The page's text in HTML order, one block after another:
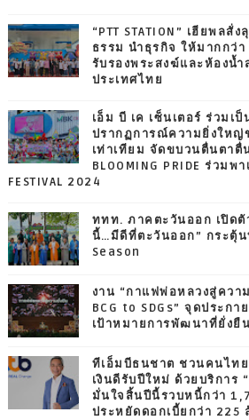
“PTT STATION” เฮียพล
ธรรม นำธุรกิจ ให้มากกว่
รับรองพระสงฆ์และห้องน้ำ
ประเทศไทย
เอ็ม บี เค เซ็นเตอร์ ร่วมเ
ปรากฏการณ์ความยิ่งใหญ่
เท่าเทียม จัดขบวนตื่นตาตื่น
BLOOMING PRIDE ร่วมพา
FESTIVAL 2024
ททท. ภาคตะวันออก เปิด
นี้…มีดีที่ตะวันออก” กระตุ้น
Season
งาน “กาแฟพ่อหลวงสู่คว
BCG to SDGs” จุดประก
เป้าหมายการพัฒนาที่ยั่งยืน
ทีเอ็มบีธนชาต ชวนคนไท
เงินดีรับปีใหม่ ด้วยบริการ
มั่นใจสิ้นปีนี้รวบหนี้กว่า
ประหยัดดอกเบี้ยกว่า 225